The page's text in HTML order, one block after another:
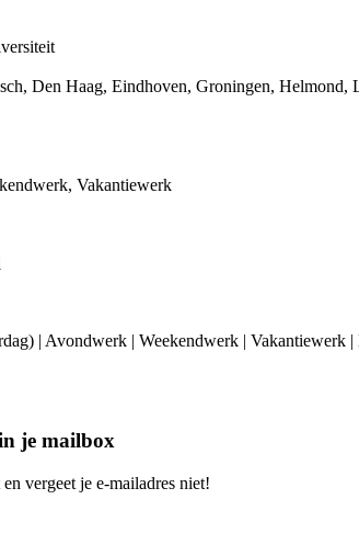
Den Haag, Eindhoven, Groningen,
Vakantiewerk
| Avondwerk | Weekendwerk |
je mailbox
vergeet je e-mailadres niet!